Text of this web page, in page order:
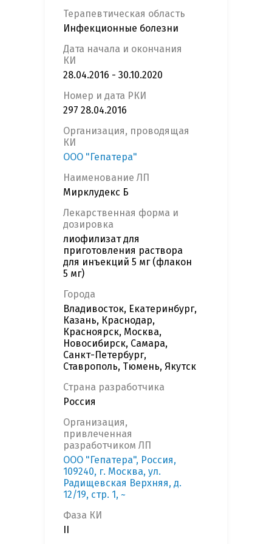
Терапевтическая область
Инфекционные болезни
Дата начала и окончания
КИ
28.04.2016 - 30.10.2020
Номер и дата РКИ
297 28.04.2016
Организация, проводящая
КИ
ООО "Гепатера"
Наименование ЛП
Мирклудекс Б
Лекарственная форма и
дозировка
лиофилизат для
приготовления раствора
для инъекций 5 мг (флакон
5 мг)
Города
Владивосток, Екатеринбург,
Казань, Краснодар,
Красноярск, Москва,
Новосибирск, Самара,
Санкт-Петербург,
Ставрополь, Тюмень, Якутск
Страна разработчика
Россия
Организация,
привлеченная
разработчиком ЛП
ООО "Гепатера", Россия,
109240, г. Москва, ул.
Радищевская Верхняя, д.
12/19, стр. 1, ~
Фаза КИ